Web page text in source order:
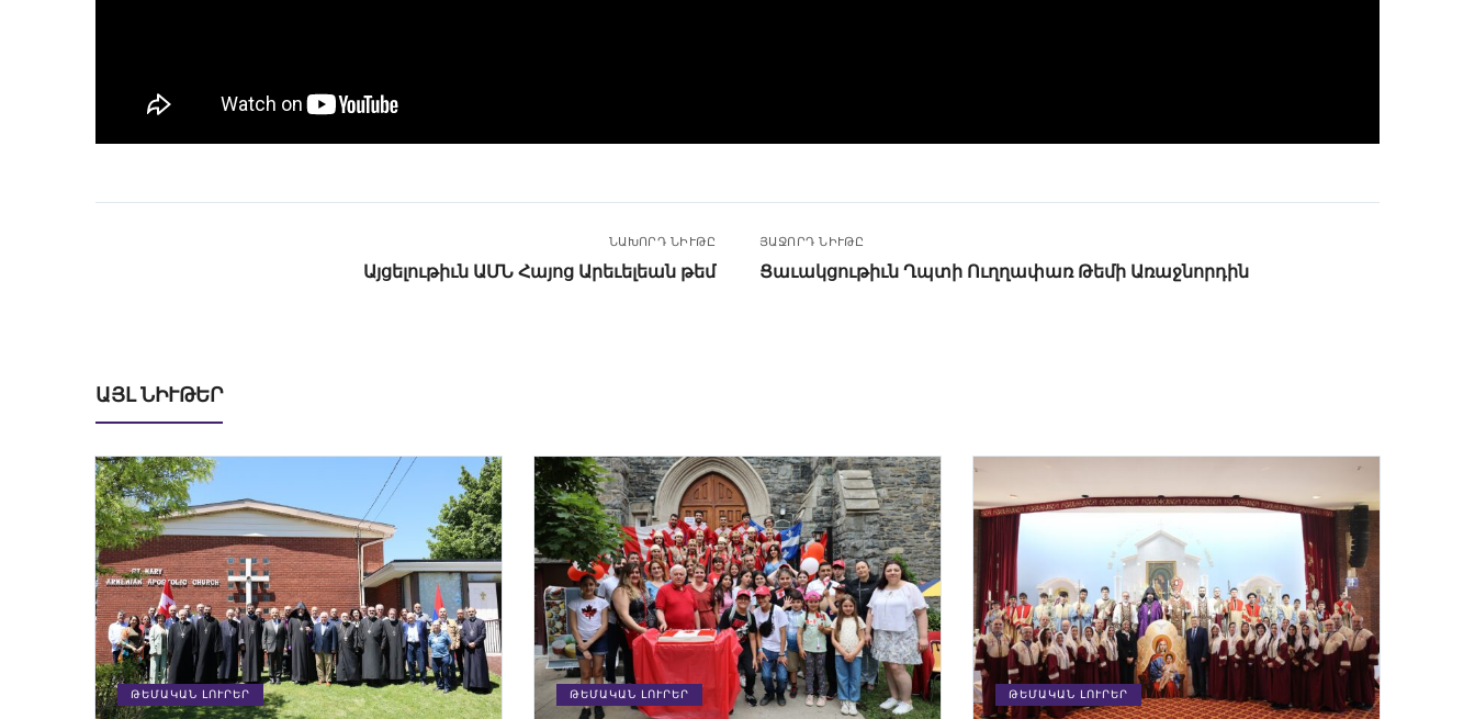
ՆԱԽՈՐԴ ՆԻՒԹԸ
Այցելութիւն ԱՄՆ Հայոց Արեւելեան թեմ
ՅԱՋՈՐԴ ՆԻՒԹԸ
Ցաւակցութիւն Ղպտի Ուղղափառ Թեմի Առաջնորդին
ԱՅԼ ՆԻՒԹԵՐ
ԹԵՄԱԿԱՆ ԼՈՒՐԵՐ ԹԵՄԱԿԱՆ ԼՈՒՐԵՐ ԹԵՄԱԿԱՆ ԼՈՒՐԵՐ